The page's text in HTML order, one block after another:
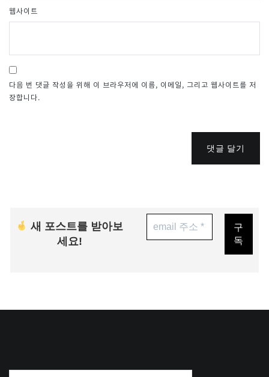
웹사이트
다음 번 댓글 작성을 위해 이 브라우저에 이름, 이메일, 그리고 웹사이트를 저
장합니다.
댓글 달기
새 포스트를 받아보
세요!